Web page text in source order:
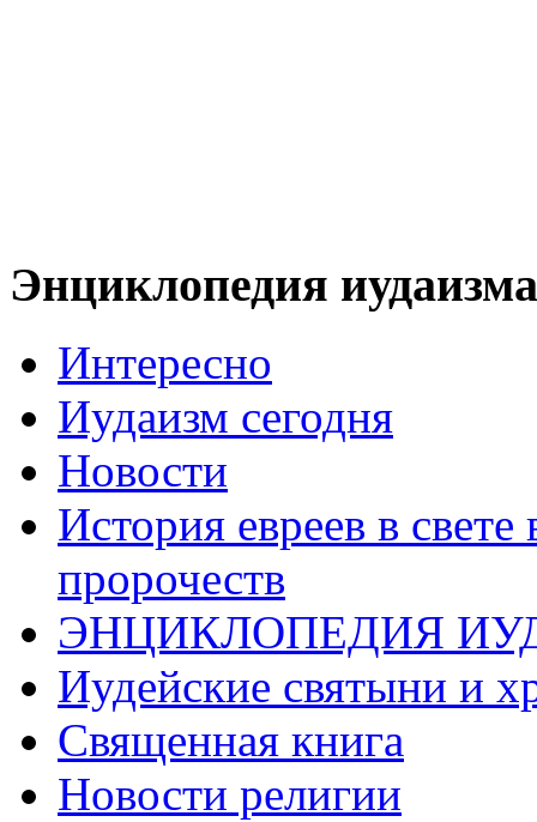
Энциклопедия иудаизма
Интересно
Иудаизм сегодня
Новости
История евреев в
пророчеств
ЭНЦИКЛОПЕДИЯ
Иудейские святыни и
Священная книга
Новости религии